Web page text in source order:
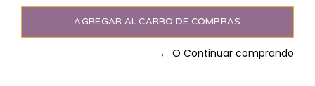
← O Continuar comprando